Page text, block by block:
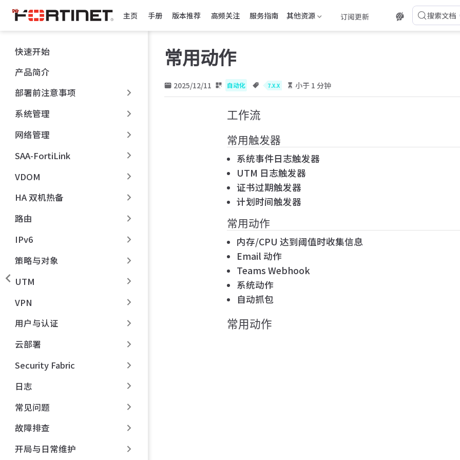
跳
至
主
內
容
主页 手册 版本推荐 高频关注 服务指南 其他资源 订阅更新 搜索文档
快速开始
产品简介
部署前注意事项
系统管理
网络管理
SAA-FortiLink
VDOM
HA 双机热备
路由
IPv6
策略与对象
UTM
VPN
用户与认证
云部署
Security Fabric
日志
常见问题
故障排查
开局与日常维护
常用动作
2025/12/11 自动化 7.X.X 小于 1 分钟
工作流
常用触发器
系统事件日志触发器
UTM 日志触发器
证书过期触发器
计划时间触发器
常用动作
内存/CPU 达到阈值时收集信息
Email 动作
Teams Webhook
系统动作
自动抓包
常用动作